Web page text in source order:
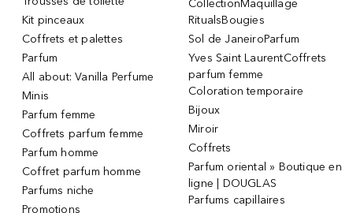
Kit pinceaux
Coffrets et palettes
Parfum
All about: Vanilla Perfume
Minis
Parfum femme
Coffrets parfum femme
Parfum homme
Coffret parfum homme
Parfums niche
Promotions
CollectionMaquillage
RitualsBougies
Sol de JaneiroParfum
Yves Saint LaurentCoffrets
parfum femme
Coloration temporaire
Bijoux
Miroir
Coffrets
Parfum oriental » Boutique en
ligne | DOUGLAS
Parfums capillaires